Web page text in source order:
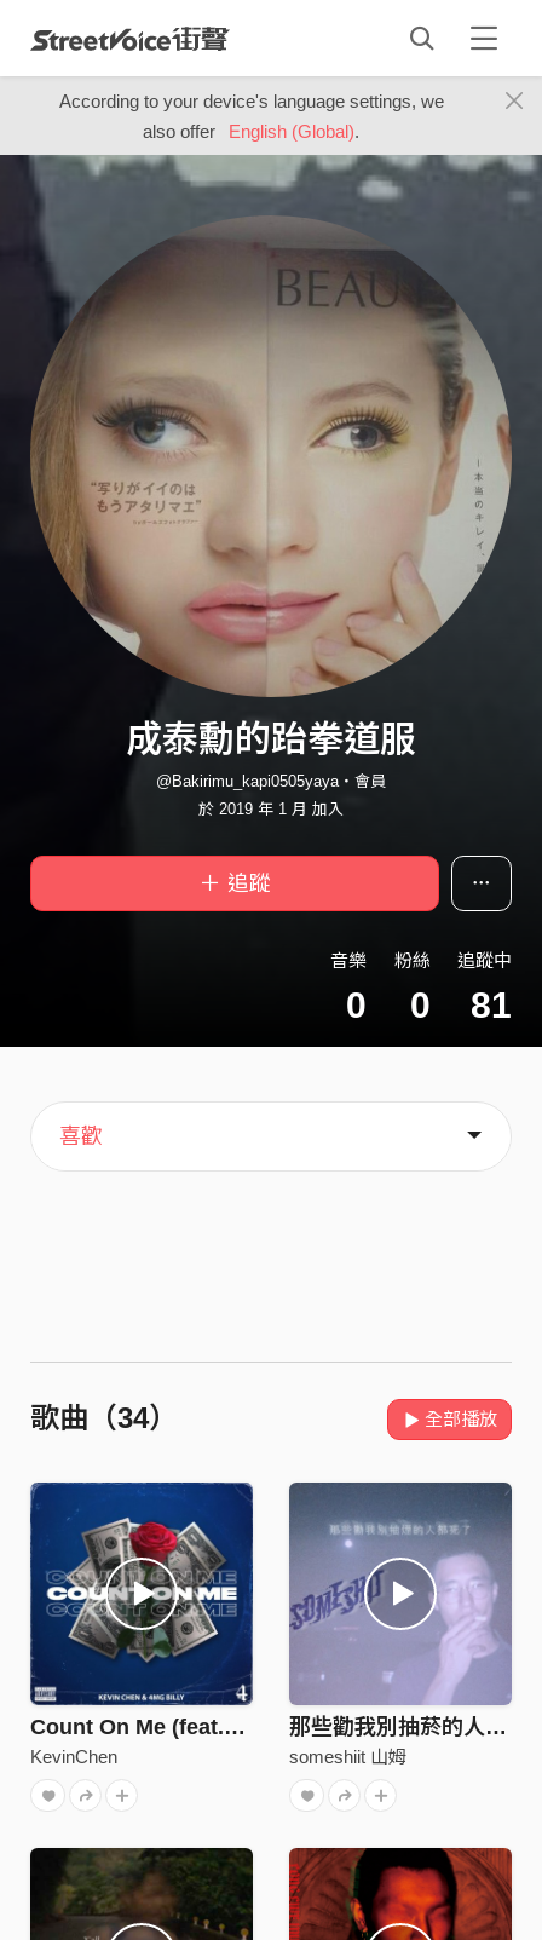
According to your device's language settings, we
also offer
English (Global).
成泰勳的跆拳道服
@Bakirimu_kapi0505yaya・會員
於 2019 年 1 月 加入
＋ 追蹤
音樂
0
粉絲
0
追蹤中
81
主頁
歌單
喜歡
關於
歌曲（34） 全部播放
Count On Me (feat.4MG Billy)
KevinChen
那些勸我別抽菸的人都死了（2019）
someshiit 山姆